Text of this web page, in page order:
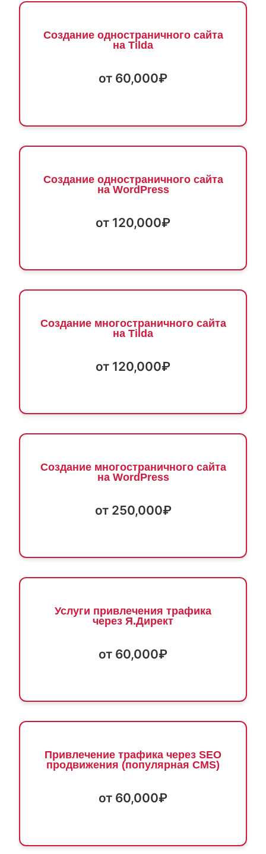
Создание одностраничного сайта
на Tilda
от 60,000₽
Создание одностраничного сайта
на WordPress
от 120,000₽
Создание многостраничного сайта
на Tilda
от 120,000₽
Создание многостраничного сайта
на WordPress
от 250,000₽
Услуги привлечения трафика
через Я.Директ
от 60,000₽
Привлечение трафика через SEO
продвижения (популярная CMS)
от 60,000₽